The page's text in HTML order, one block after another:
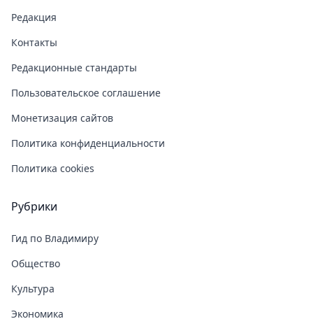
Редакция
Контакты
Редакционные стандарты
Пользовательское соглашение
Монетизация сайтов
Политика конфиденциальности
Политика cookies
Рубрики
Гид по Владимиру
Общество
Культура
Экономика